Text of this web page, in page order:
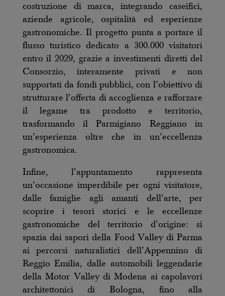
costruzione di marca, integrando caseifici,
aziende agricole, ospitalità ed esperienze
gastronomiche. Il progetto punta a portare il
flusso turistico dedicato a 300.000 visitatori
entro il 2029, grazie a investimenti diretti del
Consorzio, interamente privati e non
supportati da fondi pubblici, con l’obiettivo di
strutturare l’offerta di accoglienza e rafforzare
il legame tra prodotto e territorio,
trasformando il Parmigiano Reggiano in
un’esperienza oltre che in un’eccellenza
gastronomica.
Infine, l’appuntamento rappresenta
un’occasione imperdibile per ogni visitatore,
dalle famiglie agli amanti dell’arte, per
scoprire i tesori storici e le eccellenze
gastronomiche del territorio d’origine: si
spazia dai sapori della Food Valley di Parma
ai percorsi naturalistici dell’Appennino di
Reggio Emilia, dalle automobili leggendarie
della Motor Valley di Modena ai capolavori
architettonici di Bologna, fino alla